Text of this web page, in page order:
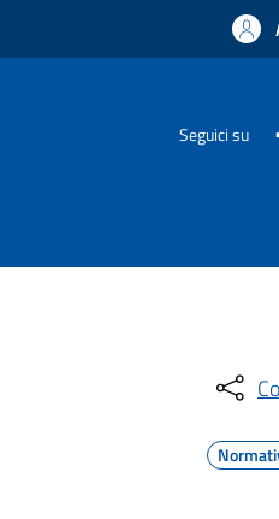
Seguici su